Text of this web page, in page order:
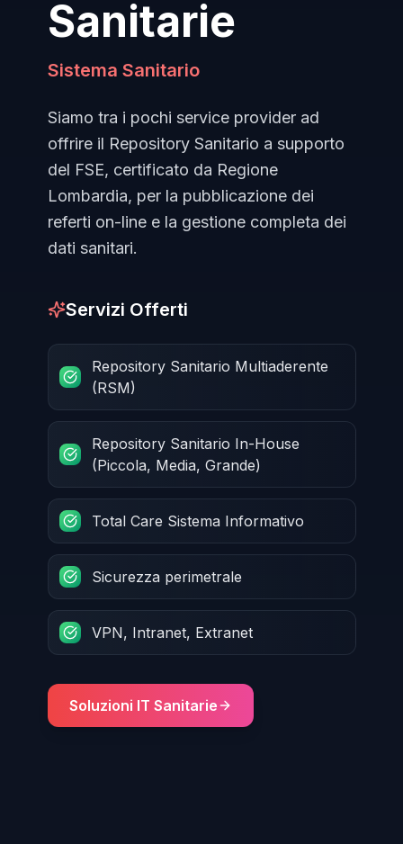
Sanitarie
Sistema Sanitario
Siamo tra i pochi service provider ad
offrire il Repository Sanitario a supporto
del FSE, certificato da Regione
Lombardia, per la pubblicazione dei
referti on-line e la gestione completa dei
dati sanitari.
Servizi Offerti
Repository Sanitario Multiaderente
(RSM)
Repository Sanitario In-House
(Piccola, Media, Grande)
Total Care Sistema Informativo
Sicurezza perimetrale
VPN, Intranet, Extranet
Soluzioni IT Sanitarie